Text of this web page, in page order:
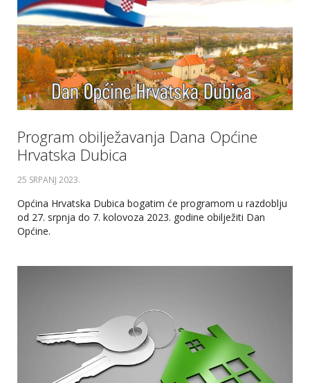
Program obilježavanja Dana Općine
Hrvatska Dubica
25 SRPANJ 2023.
Općina Hrvatska Dubica bogatim će programom u razdoblju
od 27. srpnja do 7. kolovoza 2023. godine obilježiti Dan
Općine.